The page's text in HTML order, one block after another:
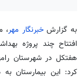
به گزارشخبرنگار مهر،
افتتاح چند پروژه
هفتکل در شهرستان
کرد: این بیمارستان